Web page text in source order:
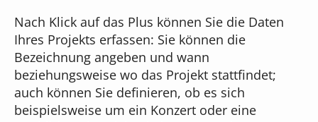
Server mieten
Was kostet iMikel?
Textbearbeitung
Preisübersicht
für Administratoren
für Webdesigner
Das sagen unsere Kunden
Nach Klick auf das Plus können Sie die Daten
Ihres Projekts erfassen: Sie können die
Bezeichnung angeben und wann
beziehungsweise wo das Projekt stattfindet;
auch können Sie definieren, ob es sich
beispielsweise um ein Konzert oder eine